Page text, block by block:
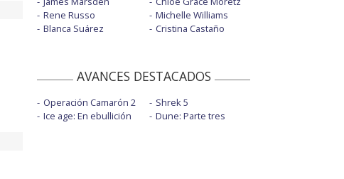
Rene Russo
Blanca Suárez
Michelle Williams
Cristina Castaño
AVANCES DESTACADOS
Operación Camarón 2
Ice age: En ebullición
Shrek 5
Dune: Parte tres